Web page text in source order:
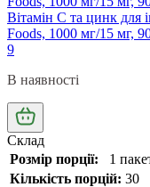
Вітамін С та цинк для
Foods, 1000 мг/15 мг,
9
В наявності
Склад
Розмір порції:
1
Кількість порцій: 30